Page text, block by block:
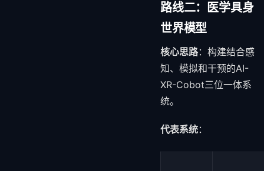
路线二：医学具身
世界模型
核心思路：构建结合感
知、模拟和干预的AI-
XR-Cobot三位一体系
统。
代表系统：